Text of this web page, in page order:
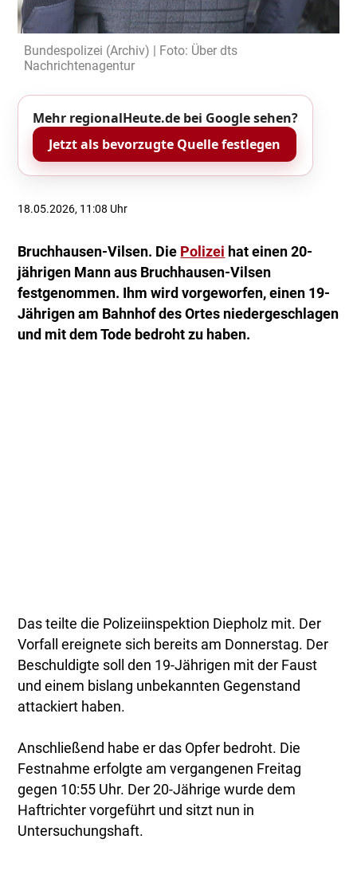
Bundespolizei (Archiv) | Foto: Über dts
Nachrichtenagentur
Mehr regionalHeute.de bei Google sehen?
Jetzt als bevorzugte Quelle festlegen
18.05.2026, 11:08 Uhr
Bruchhausen-Vilsen. Die Polizei hat einen 20-
jährigen Mann aus Bruchhausen-Vilsen
festgenommen. Ihm wird vorgeworfen, einen 19-
Jährigen am Bahnhof des Ortes niedergeschlagen
und mit dem Tode bedroht zu haben.
Das teilte die Polizeiinspektion Diepholz mit. Der
Vorfall ereignete sich bereits am Donnerstag. Der
Beschuldigte soll den 19-Jährigen mit der Faust
und einem bislang unbekannten Gegenstand
attackiert haben.
Anschließend habe er das Opfer bedroht. Die
Festnahme erfolgte am vergangenen Freitag
gegen 10:55 Uhr. Der 20-Jährige wurde dem
Haftrichter vorgeführt und sitzt nun in
Untersuchungshaft.